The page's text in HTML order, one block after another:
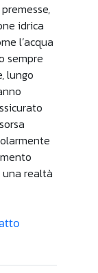
idrica
l’acqua
sempre
lungo
una realtà